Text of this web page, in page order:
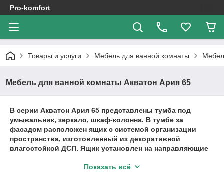
Pro-komfort
Товары и услуги Мебель для ванной комнаты
Мебель для ванной комнаты Акватон Ария 65
В серии Акватон Ария 65 представлены тумба под
умывальник, зеркало, шкаф-колонна. В тумбе за
фасадом расположен ящик с системой организации
пространства, изготовленный из декоративной
влагостойкой ДСП. Ящик установлен на направляющие
пользоваться даже с керамической раковиной,
Показать всё